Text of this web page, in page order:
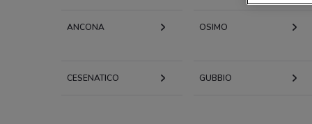
ANCONA OSIMO
CESENATICO GUBBIO